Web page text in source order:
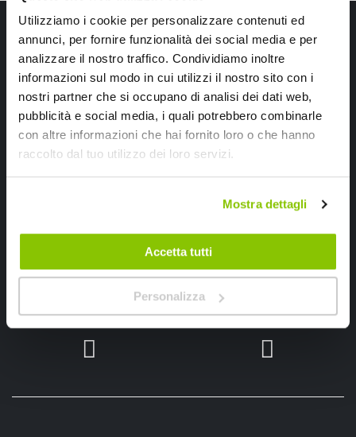
Utilizziamo i cookie per personalizzare contenuti ed
annunci, per fornire funzionalità dei social media e per
analizzare il nostro traffico. Condividiamo inoltre
informazioni sul modo in cui utilizzi il nostro sito con i
nostri partner che si occupano di analisi dei dati web,
pubblicità e social media, i quali potrebbero combinarle
con altre informazioni che hai fornito loro o che hanno
raccolto dal tuo utilizzo dei loro servizi.
Mostra dettagli
Accetta tutti
Personalizza
Iscriviti alla newsletter Speedup
Ricevi subito uno sconto del 10% per il tuo primo acquisto online!
Segui SPEEDUP.IT